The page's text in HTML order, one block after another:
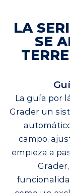
LA
SE
La guía por
Grader un
campo,
empieza a